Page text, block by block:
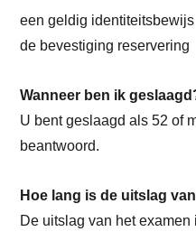
een geldig identiteitsbewijs
de bevestiging reservering
Wanneer ben ik
U bent geslaagd als 52 of
beantwoord.
Hoe lang is de uitslag
De uitslag van het